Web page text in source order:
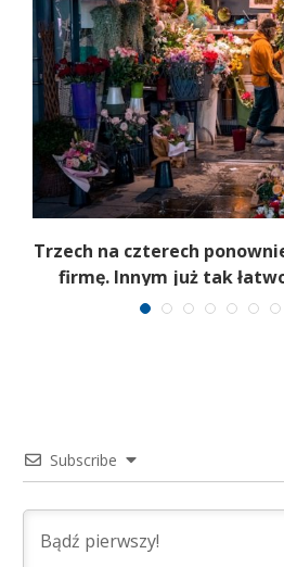
Trzech na czterech
firmę. Innym już tak
Subscribe